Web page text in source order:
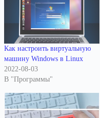
Как настроить виртуальную
машину Windows в Linux
2022-08-03
В "Программы"